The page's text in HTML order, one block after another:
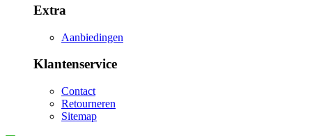
Extra
Aanbiedingen
Klantenservice
Contact
Retourneren
Sitemap